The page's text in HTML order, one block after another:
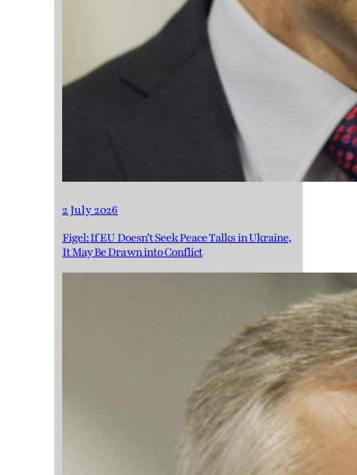
2 July 2026
Figel: If EU Doesn’t Seek Peace Talks in Ukraine,
It May Be Drawn into Conflict